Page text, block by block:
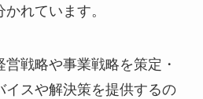
れています。
戦略や事業戦略を策定・
イスや解決策を提供するの